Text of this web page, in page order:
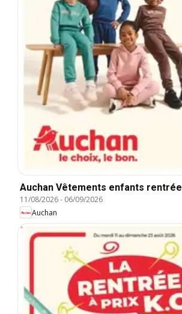
Auchan Vêtements enfants rentrée
11/08/2026- 06/09/2026
Auchan